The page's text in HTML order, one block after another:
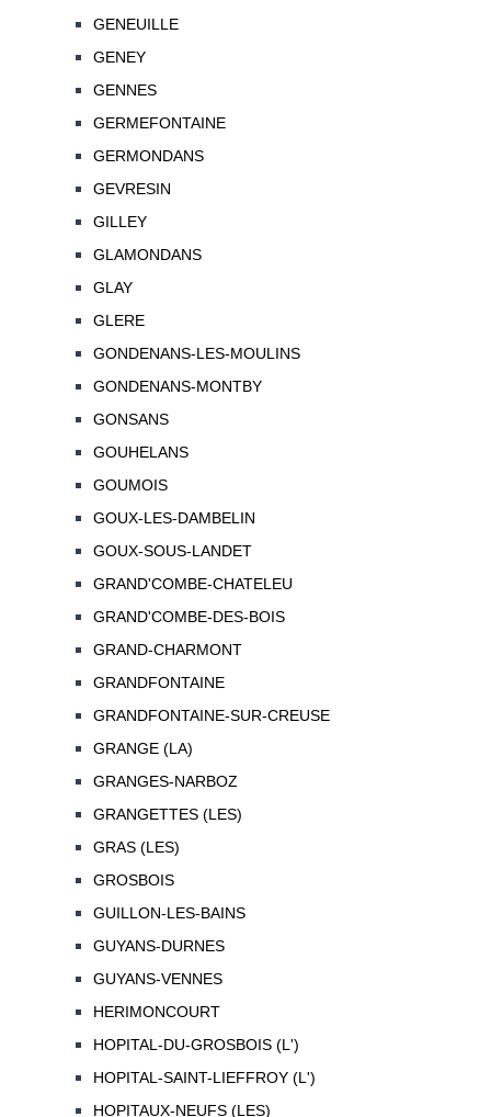
GENEUILLE
GENEY
GENNES
GERMEFONTAINE
GERMONDANS
GEVRESIN
GILLEY
GLAMONDANS
GLAY
GLERE
GONDENANS-LES-MOULINS
GONDENANS-MONTBY
GONSANS
GOUHELANS
GOUMOIS
GOUX-LES-DAMBELIN
GOUX-SOUS-LANDET
GRAND'COMBE-CHATELEU
GRAND'COMBE-DES-BOIS
GRAND-CHARMONT
GRANDFONTAINE
GRANDFONTAINE-SUR-CREUSE
GRANGE (LA)
GRANGES-NARBOZ
GRANGETTES (LES)
GRAS (LES)
GROSBOIS
GUILLON-LES-BAINS
GUYANS-DURNES
GUYANS-VENNES
HERIMONCOURT
HOPITAL-DU-GROSBOIS (L')
HOPITAL-SAINT-LIEFFROY (L')
HOPITAUX-NEUFS (LES)